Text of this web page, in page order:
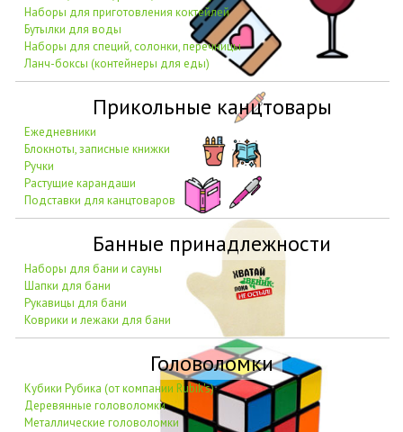
Наборы для приготовления коктейлей
Бутылки для воды
Наборы для специй, солонки, перечницы
Ланч-боксы (контейнеры для еды)
Прикольные канцтовары
Ежедневники
Блокноты, записные книжки
Ручки
Растущие карандаши
Подставки для канцтоваров
Банные принадлежности
Наборы для бани и сауны
Шапки для бани
Рукавицы для бани
Коврики и лежаки для бани
Головоломки
Кубики Рубика (от компании Rubik's)
Деревянные головоломки
Металлические головоломки